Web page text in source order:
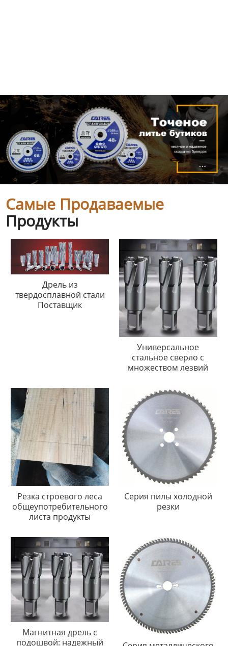
Самые Продаваемые
Продукты
Дрель из
твердосплавной стали
Поставщик
Универсальное
стальное сверло с
множеством лезвий
Резка строевого леса
общеупотребительного
листа продукты
Серия пилы холодной
резки
Магнитная дрель с
подошвой: надежный